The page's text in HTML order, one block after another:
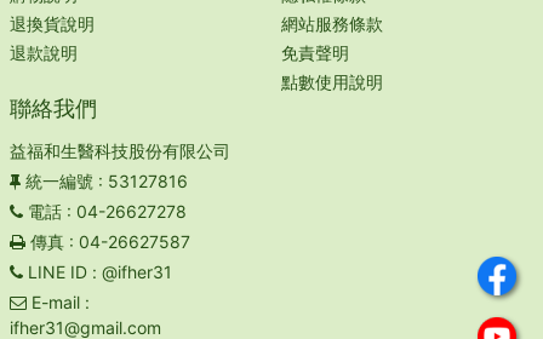
退換貨說明
退款說明
網站服務條款
免責聲明
點數使用說明
聯絡我們
益福和生醫科技股份有限公司
統一編號 : 53127816
電話: 04-26627278
傳真: 04-26627587
LINE ID: @ifher31
E-mail:
ifher31@gmail.com